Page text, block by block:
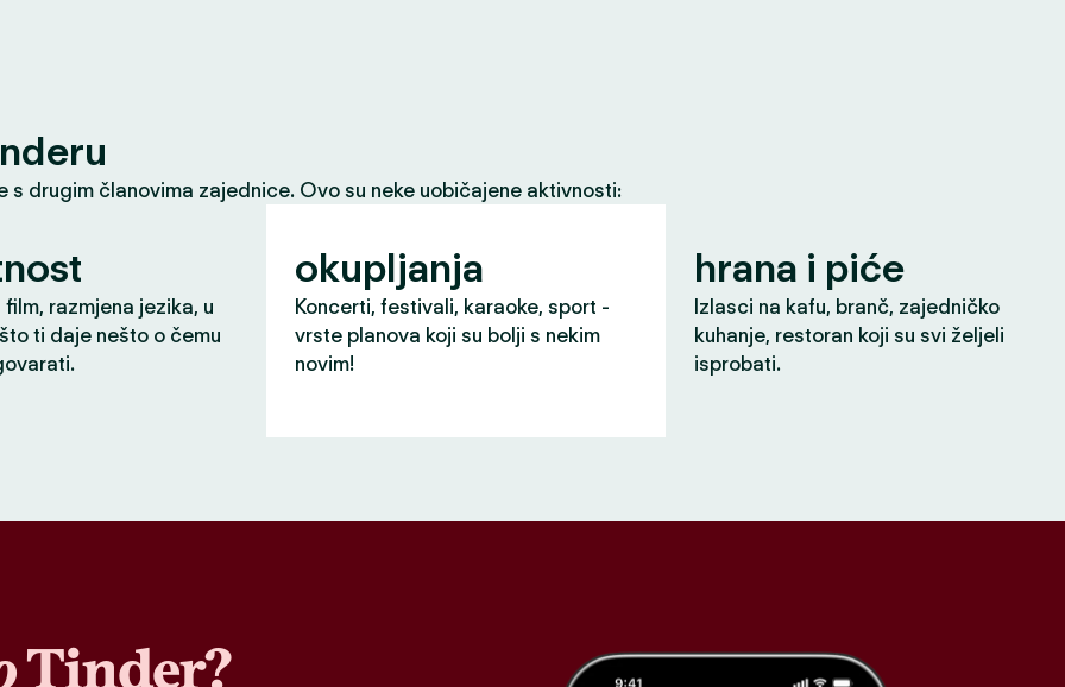
drugim članovima zajednice. Ovo su neke uobičajene aktivnosti:
razmjena jezika, u
ti daje nešto o čemu
okupljanja
Koncerti, festivali, karaoke, sport -
vrste planova koji su bolji s nekim
novim!
hrana i piće
Izlasci na kafu, branč, zajedničko
kuhanje, restoran koji su svi željeli
isprobati.
Tinder?